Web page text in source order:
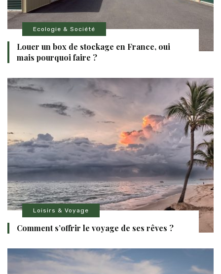
Ecologie & Société
Louer un box de stockage en France, oui
mais pourquoi faire ?
Loisirs & Voyage
Comment s’offrir le voyage de ses rêves ?